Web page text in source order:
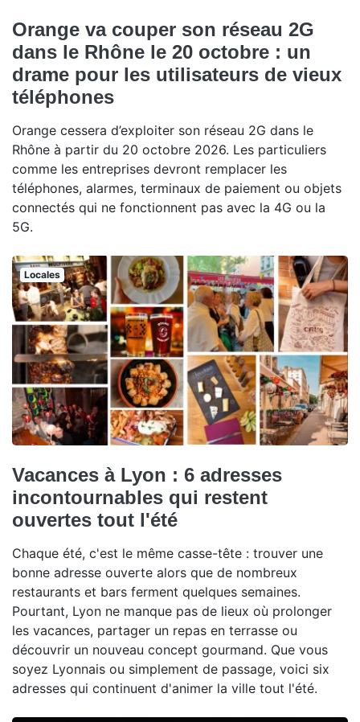
Orange va couper son réseau 2G
dans le Rhône le 20 octobre : un
drame pour les utilisateurs de vieux
téléphones
Orange cessera d’exploiter son réseau 2G dans le
Rhône à partir du 20 octobre 2026. Les particuliers
comme les entreprises devront remplacer les
téléphones, alarmes, terminaux de paiement ou objets
connectés qui ne fonctionnent pas avec la 4G ou la
5G.
Locales
Vacances à Lyon : 6 adresses
incontournables qui restent
ouvertes tout l'été
Chaque été, c'est le même casse-tête : trouver une
bonne adresse ouverte alors que de nombreux
restaurants et bars ferment quelques semaines.
Pourtant, Lyon ne manque pas de lieux où prolonger
les vacances, partager un repas en terrasse ou
découvrir un nouveau concept gourmand. Que vous
soyez Lyonnais ou simplement de passage, voici six
adresses qui continuent d'animer la ville tout l'été.